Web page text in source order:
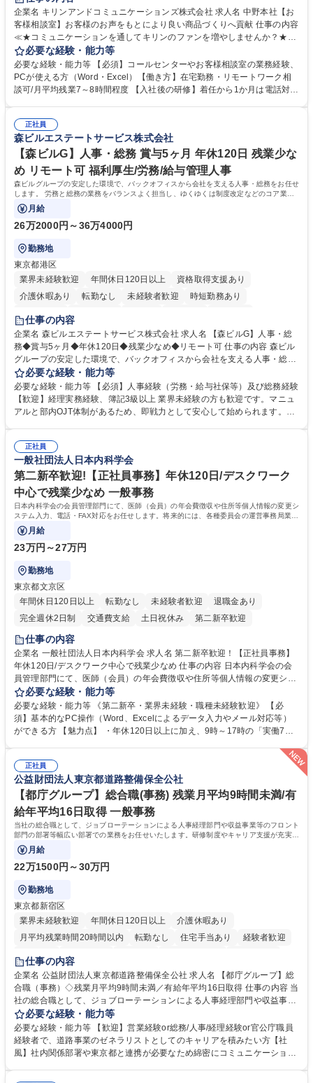
企業名 キリンアンドコミュニケーションズ株式会社 求人名 中野本社【お
客様相談室】お客様のお声をもとにより良い商品づくりへ貢献 仕事の内容
≪★コミュニケーションを通してキリンのファンを増やしませんか？★≫
お客様のお声をより良い商品づくりに活かしていく上で、窓口となるお客
様相談室でのお仕事です。 日々お客様からいただくキリングループへのご
意見を、企業活動に活かしています。お客様からの声に迅速かつ誠意をも
って対応、情報提供するとともにグループ内活動に反映しています。 【具
平均100件前後■メール・手紙：同上40件前後 募集職種 中野本社【お客様
相談室】お客様のお声をもとにより良い商品づくりへ貢献
必要な経験・能力等
必要な経験・能力等 【必須】コールセンターやお客様相談室の業務経験、
PCが使える方（Word・Excel）【働き方】在宅勤務・リモートワーク相
談可/月平均残業7～8時間程度 【入社後の研修】着任から1か月は電話対応
すのでご安心ください。 【当社について】キリングループの広報機能を担
う会社として、お客様との出会いを大切にし、磨き上げたホスピタリティ
を込めてコミュニケーションをとりながら広報関連業務を行っておりま
す。 学歴・資格 学歴：大学院 大学 高専 短大 専修学校 高校 語学力： 資
格：
正社員
森ビルエステートサービス株式会社
【森ビルG】人事・総務 賞与5ヶ月 年休120日 残業少な
め リモート可 福利厚生/労務/給与管理人事
森ビルグループの安定した環境で、バックオフィスから会社を支える人事・総務をお任せ
します。 労務と総務の業務をバランスよく担当し、ゆくゆくは制度改定などのコア業務
にも挑戦できる、やりがいある環境です。
月給
26万2000円～36万4000円
勤務地
東京都港区
業界未経験歓迎
年間休日120日以上
資格取得支援あり
介護休暇あり
転勤なし 未経験者歓迎
時短勤務あり
経験者歓迎
完全週休2日制
交通費支給 長期歓迎 駅近5分以内 土日祝休み
仕事の内容
企業名 森ビルエステートサービス株式会社 求人名 【森ビルG】人事・総
務◆賞与5ヶ月◆年休120日◆残業少なめ◆リモート可 仕事の内容 森ビル
グループの安定した環境で、バックオフィスから会社を支える人事・総務
をお任せします。 労務と総務の業務をバランスよく担当し、ゆくゆくは制
度改定などのコア業務にも挑戦できる、やりがいある環境です。 ■勤怠管
理、給与計算、社会保険手続き、年末調整等の労務管理全般 ■入退社手続
き、社内規定の改定や人事制度改定などのコア業務 ■社内イベントの企画
でも質問・相談できる環境が整っているため、安心して成長できます。 募
集職種 【森ビルG】人事・総務◆賞与5ヶ月◆年休120日◆残業少なめ◆
リモート可
必要な経験・能力等
必要な経験・能力等 【必須】人事経験（労務・給与社保等）及び総務経験
【歓迎】経理実務経験、簿記3級以上 業界未経験の方も歓迎です。マニュ
アルと部内OJT体制があるため、即戦力として安心して始められます。
務に挑戦できるため、自身の成長と組織への貢献度をダイレクトに実感で
きます。 残業少なめ、週1日リモート可など、ワークライフバランスを保
ち長期活躍できる環境です。 「これまでの幅広い経験を活かし、長期的な
キャリアを築きたい」という前向きな意欲と挑戦を全力で応援します。 学
歴・資格 学歴：大学院 大学 高専 短大 専修学校 高校 語学力： 資格：日商
簿記検定1級 日商簿記検定2級 日商簿記検定3級
正社員
一般社団法人日本内科学会
第二新卒歓迎!【正社員事務】年休120日/デスクワーク
中心で残業少なめ 一般事務
日本内科学会の会員管理部門にて、医師（会員）の年会費徴収や住所等個人情報の変更シ
ステム入力、電話・FAX対応をお任せします。将来的には、各種委員会の運営事務局業務
などにも幅広く携わっていただきます。
月給
23万円～27万円
勤務地
東京都文京区
年間休日120日以上
転勤なし 未経験者歓迎
退職金あり
完全週休2日制
交通費支給 土日祝休み 第二新卒歓迎
仕事の内容
企業名 一般社団法人日本内科学会 求人名 第二新卒歓迎！【正社員事務】
年休120日/デスクワーク中心で残業少なめ 仕事の内容 日本内科学会の会
員管理部門にて、医師（会員）の年会費徴収や住所等個人情報の変更シス
テム入力、電話・FAX対応をお任せします。将来的には、各種委員会の運
営事務局業務などにも幅広く携わっていただきます。 【会員管理・データ
入力業務】 ・医師（会員）の住所変更、個人情報のシステム登録・更新
・年会費の徴収管理や入金データの照合確認 【問い合わせ対応】 ・会員
年休120日/デスクワーク中心で残業少なめ
必要な経験・能力等
必要な経験・能力等 《第二新卒・業界未経験・職種未経験歓迎》 【必
須】基本的なPC操作（Word、Excelによるデータ入力やメール対応等）
ができる方 【魅力点】 ・年休120日以上に加え、9時～17時の「実働7時
務（各種委員会運営）】 ・学会内における各種委員会のスケジュール調
整、資料作成、当日の運営サポート 学歴・資格 学歴：大学院 大学 語学
力： 資格：
正社員
公益財団法人東京都道路整備保全公社
【都庁グループ】総合職(事務) 残業月平均9時間未満/有
給年平均16日取得 一般事務
当社の総合職として、ジョブローテーションによる人事経理部門や収益事業等のフロント
部門の部署等幅広い部署での業務をお任せいたします。研修制度やキャリア支援が充実し
ております！ ※下記業務詳細
月給
22万1500円～30万円
勤務地
東京都新宿区
業界未経験歓迎
年間休日120日以上
介護休暇あり
月平均残業時間20時間以内
転勤なし 住宅手当あり
経験者歓迎
研修あり
退職金あり
駅近5分以内
資格取得手当あり 食事補助あり
仕事の内容
企業名 公益財団法人東京都道路整備保全公社 求人名 【都庁グループ】総
合職（事務）◇残業月平均9時間未満／有給年平均16日取得 仕事の内容 当
社の総合職として、ジョブローテーションによる人事経理部門や収益事業
等のフロント部門の部署等幅広い部署での業務をお任せいたします。研修
制度やキャリア支援が充実しております！ ※下記業務詳細 【業務詳細】■
管理部門：広報、人事、経理など当公社の運営に係る管理業務 ■収益部
門：駐車場の新規開拓、管理運営、新宿駅西口広場の「イベントコーナ
必要な経験・能力等
必要な経験・能力等 【歓迎】営業経験or総務/人事/経理経験or官公庁職員
経験者で、道路事業のゼネラリストとしてのキャリアを積みたい方【社
風】社内関係部署や東京都と連携が必要なため綿密にコミュニケーション